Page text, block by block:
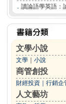
． 讀論語學英語：
文學小說
文學 小說
商管創投
財經投資 行銷企
人文藝坊